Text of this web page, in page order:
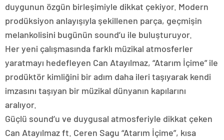
duygunun özgün birleşimiyle dikkat çekiyor. Modern
prodüksiyon anlayışıyla şekillenen parça, geçmişin
melankolisini bugünün sound’u ile buluşturuyor.
Her yeni çalışmasında farklı müzikal atmosferler
yaratmayı hedefleyen Can Atayılmaz, “Atarım İçime” ile
prodüktör kimliğini bir adım daha ileri taşıyarak kendi
imzasını taşıyan bir müzikal dünyanın kapılarını
aralıyor.
Güçlü sound’u ve duygusal atmosferiyle dikkat çeken
Can Atayılmaz ft. Ceren Sagu “Atarım İçime”, kısa